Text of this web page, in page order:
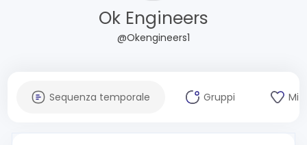
Ok Engineers
@Okengineers1
Sequenza temporale Gruppi Mi